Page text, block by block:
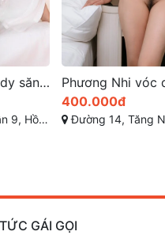
Phương Nhi vóc dáng hoàn hảo, với những đường cong mềm mại
Hồ Chí Minh
200.000đ
Đường số 8, Phường Linh Trung, Thủ
GÁI GỌI